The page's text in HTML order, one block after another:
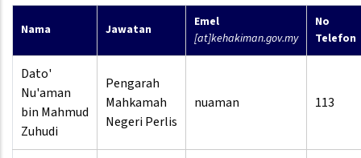
Nama Jawatan
Emel
[at]kehakiman.gov.my
No
Telefon
Dato'
Nu'aman
bin Mahmud
Zuhudi
Pengarah
Mahkamah
Negeri Perlis
nuaman 113